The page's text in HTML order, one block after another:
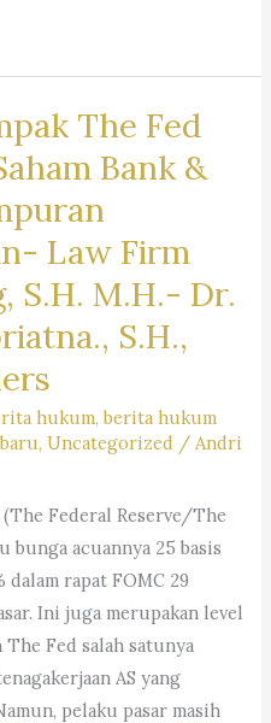
The Fed
Bank &
Law Firm
S.H. M.H.- Dr.
S.H.,
hukum,berita hukum
,Uncategorized /Andri
Federal Reserve/The
bunga acuannya 25 basis
dalam rapat FOMC 29
Ini juga merupakan level
Fed salah satunya
AS yang
pelaku pasar masih